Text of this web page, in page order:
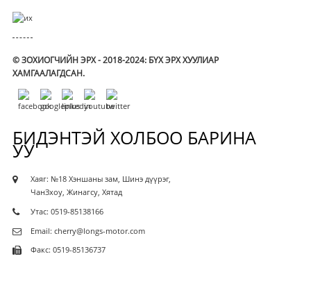
© ЗОХИОГЧИЙН ЭРХ - 2018-2024: БҮХ ЭРХ ХУУЛИАР
ХАМГААЛАГДСАН.
БИДЭНТЭЙ ХОЛБОО БАРИНА
УУ
Хаяг: №18 Хэншаны зам, Шинэ дүүрэг,
ЧанЗхоу, Жинагсу, Хятад
Утас: 0519-85138166
Email: cherry@longs-motor.com
Факс: 0519-85136737